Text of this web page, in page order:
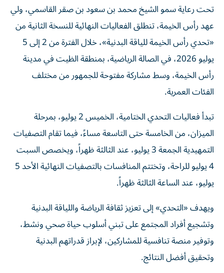
تحت رعاية سمو الشيخ محمد بن سعود بن صقر القاسمي، ولي
عهد رأس الخيمة، تنطلق الفعاليات النهائية للنسخة الثانية من
«تحدي رأس الخيمة للياقة البدنية»، خلال الفترة من 2 إلى 5
يوليو 2026، في الصالة الرياضية، بمنطقة الظيت في مدينة
رأس الخيمة، وسط مشاركة مفتوحة للجمهور من مختلف
الفئات العمرية.
تبدأ فعاليات التحدي الختامية، الخميس 2 يوليو، بمرحلة
الميزان، من الخامسة حتى التاسعة مساءً، فيما تقام التصفيات
التمهيدية الجمعة 3 يوليو، عند الثالثة ظهراً، ويخصص السبت
4 يوليو للراحة، وتختتم المنافسات بالتصفيات النهائية الأحد 5
يوليو، عند الساعة الثالثة ظهراً.
ويهدف «التحدي» إلى تعزيز ثقافة الرياضة واللياقة البدنية
وتشجيع أفراد المجتمع على تبني أسلوب حياة صحي ونشط،
وتوفير منصة تنافسية للمشاركين، لإبراز قدراتهم البدنية
وتحقيق أفضل النتائج.